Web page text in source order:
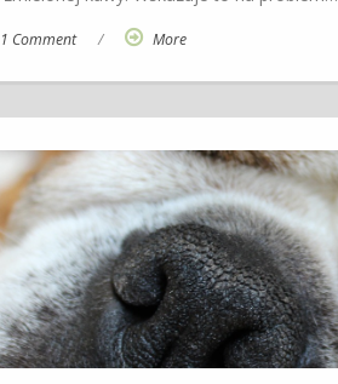
1 Comment / More